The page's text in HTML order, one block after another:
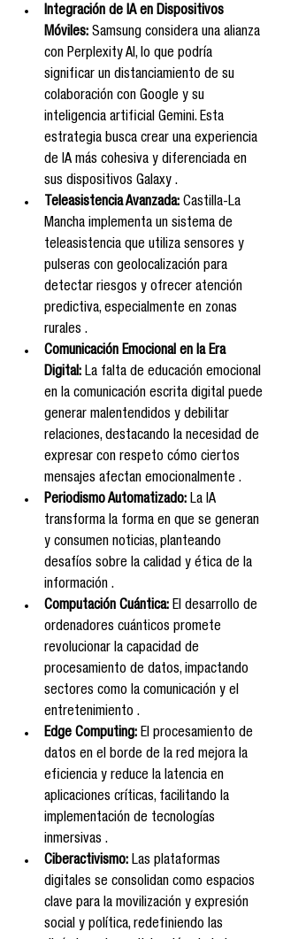
Integración de IA en Dispositivos
Móviles: Samsung considera una alianza
con Perplexity AI, lo que podría
significar un distanciamiento de su
colaboración con Google y su
inteligencia artificial Gemini. Esta
estrategia busca crear una experiencia
de IA más cohesiva y diferenciada en
sus dispositivos Galaxy .
Teleasistencia Avanzada: Castilla-La
Mancha implementa un sistema de
teleasistencia que utiliza sensores y
pulseras con geolocalización para
detectar riesgos y ofrecer atención
predictiva, especialmente en zonas
rurales .
Comunicación Emocional en la Era
Digital: La falta de educación emocional
en la comunicación escrita digital puede
generar malentendidos y debilitar
relaciones, destacando la necesidad de
expresar con respeto cómo ciertos
mensajes afectan emocionalmente .
Periodismo Automatizado: La IA
transforma la forma en que se generan
y consumen noticias, planteando
desafíos sobre la calidad y ética de la
información .
Computación Cuántica: El desarrollo de
ordenadores cuánticos promete
revolucionar la capacidad de
procesamiento de datos, impactando
sectores como la comunicación y el
entretenimiento .
Edge Computing: El procesamiento de
datos en el borde de la red mejora la
eficiencia y reduce la latencia en
aplicaciones críticas, facilitando la
implementación de tecnologías
inmersivas .
Ciberactivismo: Las plataformas
digitales se consolidan como espacios
clave para la movilización y expresión
social y política, redefiniendo las